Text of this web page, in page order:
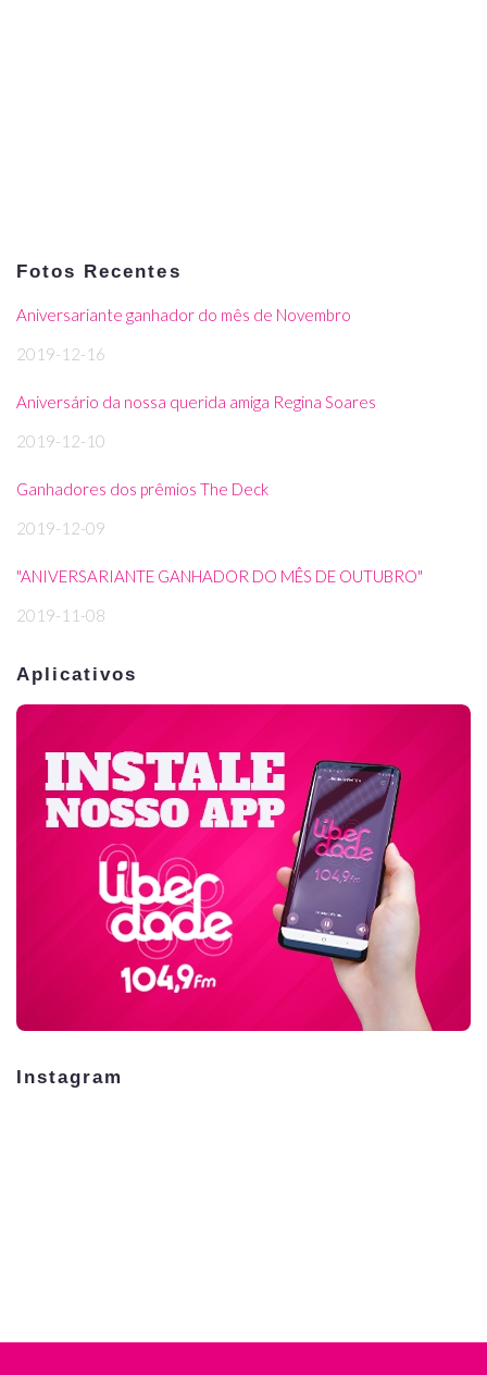
Fotos Recentes
Aniversariante ganhador do mês de Novembro
2019-12-16
Aniversário da nossa querida amiga Regina Soares
2019-12-10
Ganhadores dos prêmios The Deck
2019-12-09
"ANIVERSARIANTE GANHADOR DO MÊS DE OUTUBRO"
2019-11-08
Aplicativos
Instagram